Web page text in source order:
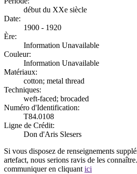
début du XXe siècle
Date:
1900 - 1920
Ère:
Information Unavailable
Couleur:
Information Unavailable
Matériaux:
cotton; metal thread
Techniques:
weft-faced; brocaded
Numéro d'Identification:
T84.0108
Ligne de Crédit:
Don d'Aris Slesers
Si vous disposez de renseignements
artefact, nous serions ravis de les
communiquer en cliquant ici